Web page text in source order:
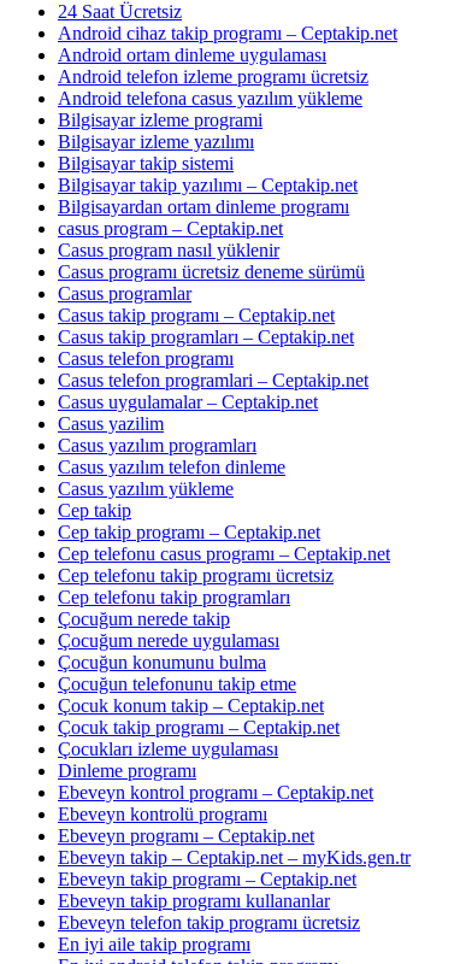
24 Saat Ücretsiz
Android cihaz takip programı – Ceptakip.net
Android ortam dinleme uygulaması
Android telefon izleme programı ücretsiz
Android telefona casus yazılım yükleme
Bilgisayar izleme programi
Bilgisayar izleme yazılımı
Bilgisayar takip sistemi
Bilgisayar takip yazılımı – Ceptakip.net
Bilgisayardan ortam dinleme programı
casus program – Ceptakip.net
Casus program nasıl yüklenir
Casus programı ücretsiz deneme sürümü
Casus programlar
Casus takip programı – Ceptakip.net
Casus takip programları – Ceptakip.net
Casus telefon programı
Casus telefon programlari – Ceptakip.net
Casus uygulamalar – Ceptakip.net
Casus yazilim
Casus yazılım programları
Casus yazılım telefon dinleme
Casus yazılım yükleme
Cep takip
Cep takip programı – Ceptakip.net
Cep telefonu casus programı – Ceptakip.net
Cep telefonu takip programı ücretsiz
Cep telefonu takip programları
Çocuğum nerede takip
Çocuğum nerede uygulaması
Çocuğun konumunu bulma
Çocuğun telefonunu takip etme
Çocuk konum takip – Ceptakip.net
Çocuk takip programı – Ceptakip.net
Çocukları izleme uygulaması
Dinleme programı
Ebeveyn kontrol programı – Ceptakip.net
Ebeveyn kontrolü programı
Ebeveyn programı – Ceptakip.net
Ebeveyn takip – Ceptakip.net – myKids.gen.tr
Ebeveyn takip programı – Ceptakip.net
Ebeveyn takip programı kullananlar
Ebeveyn telefon takip programı ücretsiz
En iyi aile takip programı